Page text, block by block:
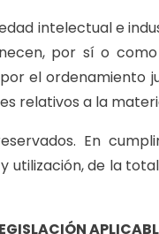
intelectual e
por sí o como
el ordenamiento
relativos a la
En
de la